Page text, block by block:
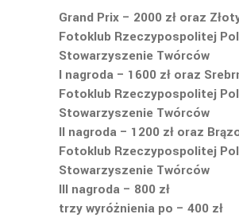
Grand Prix – 2000 zł oraz
Fotoklub Rzeczypospolitej
Stowarzyszenie Twórców
I nagroda – 1600 zł oraz
Fotoklub Rzeczypospolitej
Stowarzyszenie Twórców
II nagroda – 1200 zł oraz
Fotoklub Rzeczypospolitej
Stowarzyszenie Twórców
III nagroda – 800 zł
trzy wyróżnienia po – 400 zł